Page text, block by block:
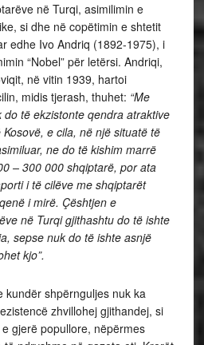
në Turqi, asimilimin e
si dhe në copëtimin e shtetit
edhe Ivo Andriq (1892-1975), i
“Nobel” për letërsi. Andriqi,
në vitin 1939, hartoi
midis tjerash, thuhet: “Me
të ekzistonte qendra atraktive
e cila, në një situatë të
ne do të kishim marrë
– 300 000 shqiptarë, por ata
i të cilëve me shqiptarët
i mirë. Çështjen e
në Turqi gjithashtu do të ishte
sepse nuk do të ishte asnjë
kjo”.
kundër shpërnguljes nuk ka
zhvillohej gjithandej, si
gjerë popullore, nëpërmes